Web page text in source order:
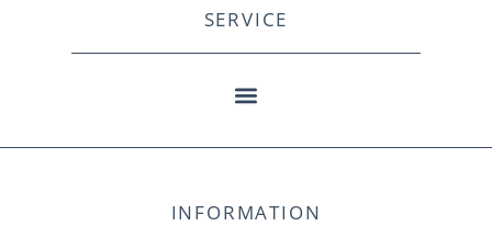
SERVICE
INFORMATION